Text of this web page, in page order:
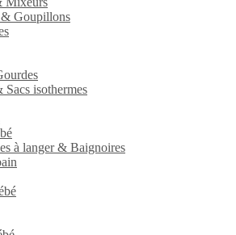
Goupillons
Sacs isothermes
à langer & Baignoires